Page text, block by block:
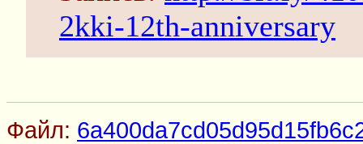
2kki-12th-anniversary
Файл: